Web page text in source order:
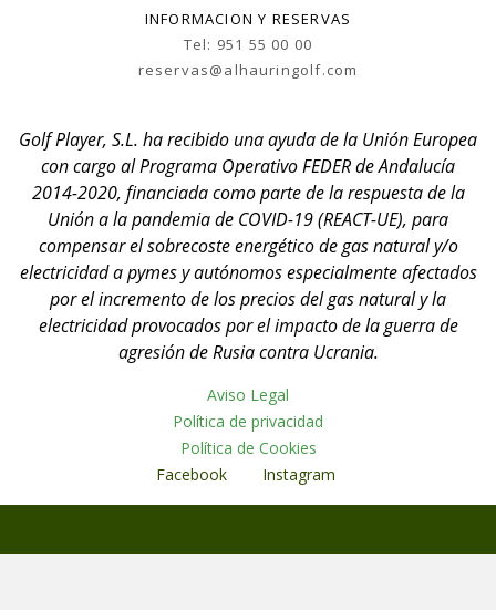
INFORMACION Y RESERVAS
Tel: 951 55 00 00
reservas@alhauringolf.com
Golf Player, S.L. ha recibido una ayuda de la Unión Europea
con cargo al Programa Operativo FEDER de Andalucía
2014-2020, financiada como parte de la respuesta de la
Unión a la pandemia de COVID-19 (REACT-UE), para
compensar el sobrecoste energético de gas natural y/o
electricidad a pymes y autónomos especialmente afectados
por el incremento de los precios del gas natural y la
electricidad provocados por el impacto de la guerra de
agresión de Rusia contra Ucrania.
Aviso Legal
Política de privacidad
Política de Cookies
Facebook
Instagram